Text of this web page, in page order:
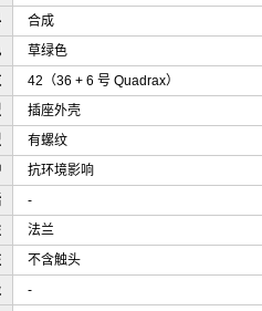
合成
草绿色
42（36 + 6 号 Quadrax）
插座外壳
有螺纹
抗环境影响
-
法兰
不含触头
-